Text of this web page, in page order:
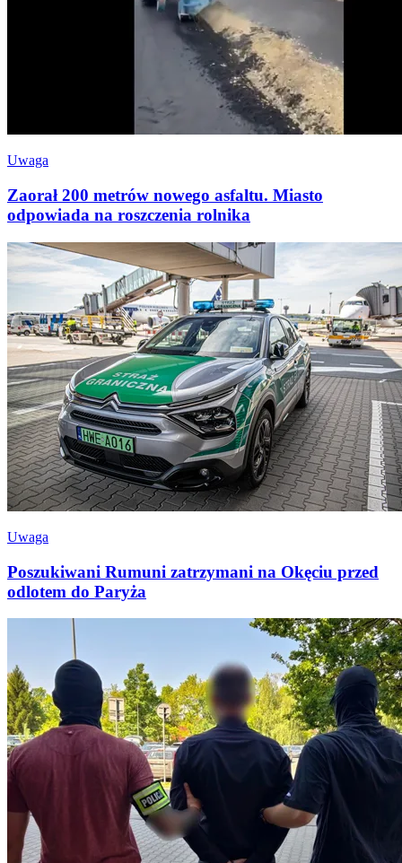
Uwaga
Zaorał 200 metrów nowego asfaltu. Miasto
odpowiada na roszczenia rolnika
Uwaga
Poszukiwani Rumuni zatrzymani na Okęciu przed
odlotem do Paryża